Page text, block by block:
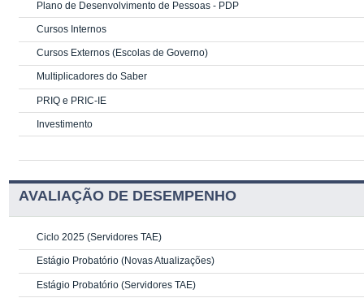
Plano de Desenvolvimento de Pessoas - PDP
Cursos Internos
Cursos Externos (Escolas de Governo)
Multiplicadores do Saber
PRIQ e PRIC-IE
Investimento
AVALIAÇÃO DE DESEMPENHO
Ciclo 2025 (Servidores TAE)
Estágio Probatório (Novas Atualizações)
Estágio Probatório (Servidores TAE)